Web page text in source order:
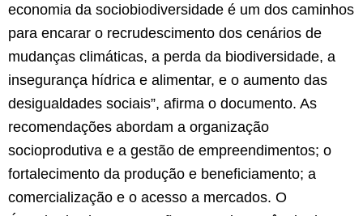
economia da sociobiodiversidade é um dos caminhos
para encarar o recrudescimento dos cenários de
mudanças climáticas, a perda da biodiversidade, a
insegurança hídrica e alimentar, e o aumento das
desigualdades sociais”, afirma o documento. As
recomendações abordam a organização
socioprodutiva e a gestão de empreendimentos; o
fortalecimento da produção e beneficiamento; a
comercialização e o acesso a mercados. O